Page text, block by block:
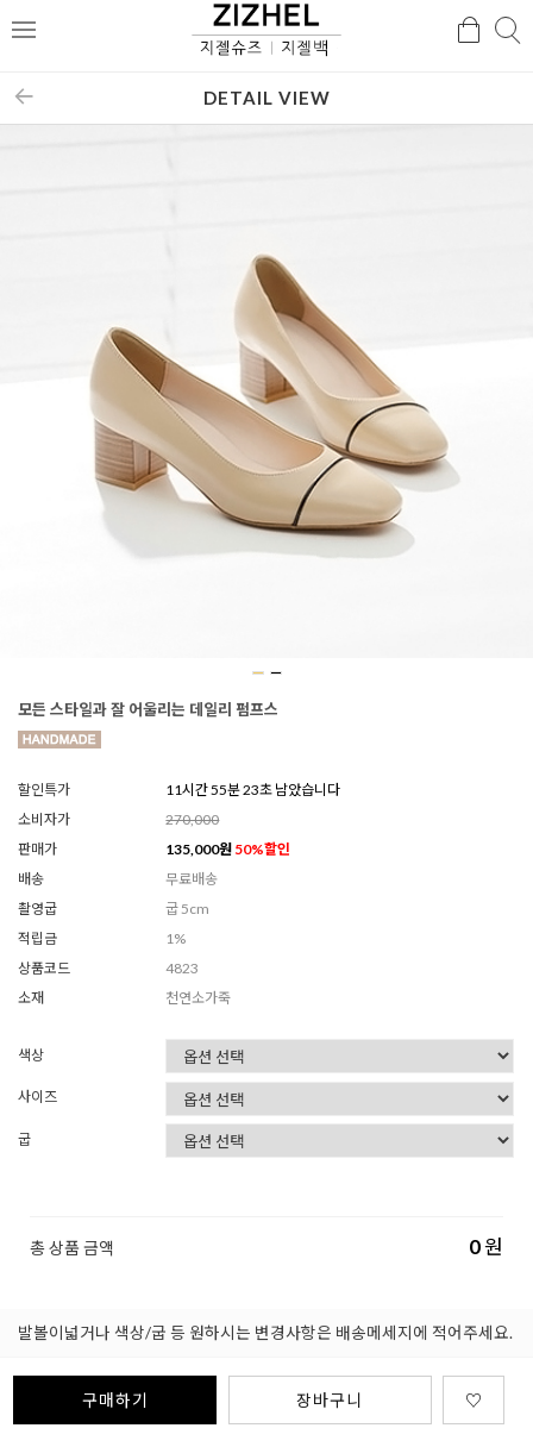
메
검
DETAIL VIEW
모든 스타일과 잘 어울리는 데일리 펌프스
할인특가
11시간 55분 21초 남았습니다
소비자가
270,000
판매가
135,000원 50%할인
배송
무료배송
촬영굽
굽 5cm
적립금
1%
상품코드
4823
소재
천연소가죽
색상
사이즈
굽
총 상품 금액 0원
발볼이넓거나 색상/굽 등 원하시는 변경사항은 배송메세지에 적어주세요.
구매하기 장바구니 ♡